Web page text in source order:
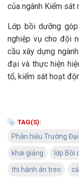
của ngành Kiểm sát
Lớp bồi dưỡng
nghiệp vụ cho đội
cầu xây dựng
đại và thực hiện
tố, kiểm sát hoạt
TAG(S):
Phân hiệu Trường
khai giảng lớp Bồi
thi hành án treo